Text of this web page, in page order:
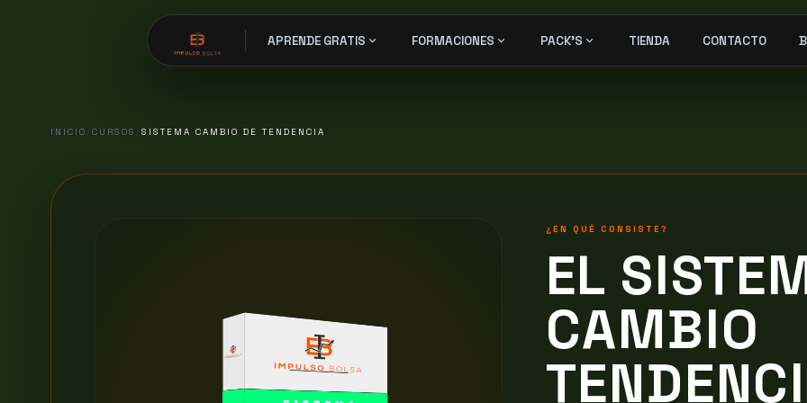
APRENDE GRATIS expand_more FORMACIONES expand_more PACK'S expand_more TIENDA CONTACTO
INICIO / CURSOS / SISTEMA CAMBIO DE TENDENCIA
¿EN QUÉ CONSISTE?
EL
CAMBIO